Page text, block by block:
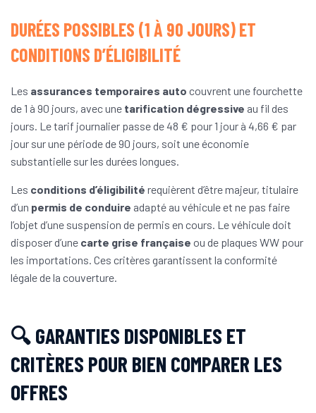
DURÉES POSSIBLES (1 À 90 JOURS) ET
CONDITIONS D’ÉLIGIBILITÉ
Les assurances temporaires auto couvrent une fourchette
de 1 à 90 jours, avec une tarification dégressive au fil des
jours. Le tarif journalier passe de 48 € pour 1 jour à 4,66 € par
jour sur une période de 90 jours, soit une économie
substantielle sur les durées longues.
Les conditions d’éligibilité requièrent d’être majeur, titulaire
d’un permis de conduire adapté au véhicule et ne pas faire
l’objet d’une suspension de permis en cours. Le véhicule doit
disposer d’une carte grise française ou de plaques WW pour
les importations. Ces critères garantissent la conformité
légale de la couverture.
🔍 GARANTIES DISPONIBLES ET
CRITÈRES POUR BIEN COMPARER LES
OFFRES